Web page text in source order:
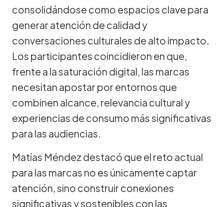
consolidándose como espacios clave para
generar atención de calidad y
conversaciones culturales de alto impacto.
Los participantes coincidieron en que,
frente a la saturación digital, las marcas
necesitan apostar por entornos que
combinen alcance, relevancia cultural y
experiencias de consumo más significativas
para las audiencias.
Matías Méndez destacó que el reto actual
para las marcas no es únicamente captar
atención, sino construir conexiones
significativas y sostenibles con las